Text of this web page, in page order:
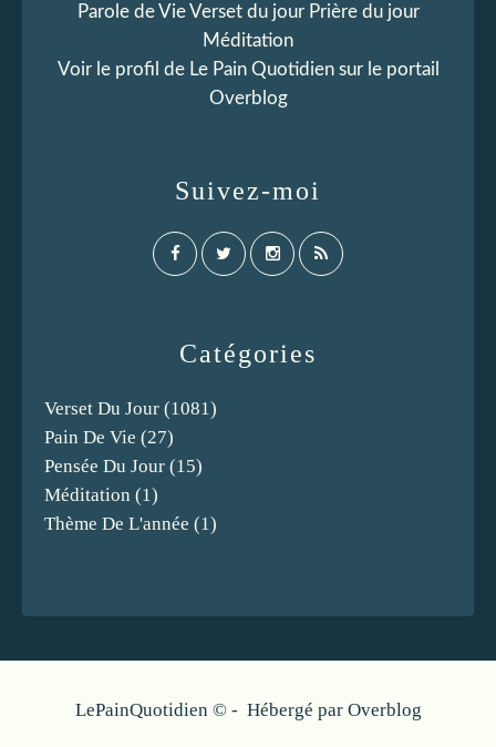
Catégories
Verset Du Jour (1081)
Pain De Vie (27)
Pensée Du Jour (15)
Méditation (1)
Thème De L'année (1)
Parole de Vie Verset du jour Prière du jour
Méditation
Voir le profil de Le Pain Quotidiensur le portail
Overblog
Suivez-moi
LePainQuotidien © - Hébergé par Overblog